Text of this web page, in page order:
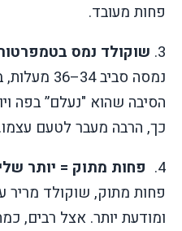
פחות מעובד.
3. שוקולד נמס
נמסה סביב
הסיבה שהוא "נעלם” בפה
כך, הרבה מעבר לטעם עצמו.
4.
פחות מתוק = יותר
פחות מתוק, שוקולד מריר
ומודעת יותר. אצל רבים,